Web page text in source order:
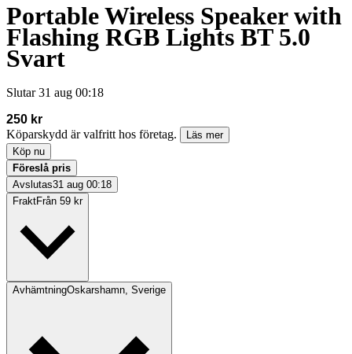
Portable Wireless Speaker with
Flashing RGB Lights BT 5.0
Svart
Slutar 31 aug 00:18
250 kr
Köparskydd är valfritt hos företag.
Läs mer
Köp nu
Föreslå pris
Avslutas31 aug 00:18
FraktFrån 59 kr
AvhämtningOskarshamn, Sverige